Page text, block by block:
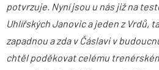
potvrzuje. Nyní jsou u nás již na
Uhlířských Janovic a jeden z Vrdů,
zapadnou a zda v Čáslavi v
chtěl poděkovat celému